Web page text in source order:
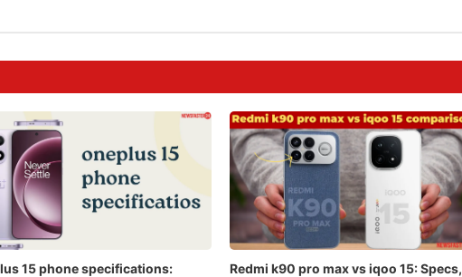
15 phone specifications:
Redmi k90 pro max vs iqoo 15: Specs,